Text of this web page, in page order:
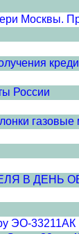
Москвы.
России
газовые
В ДЕНЬ
ЭО-33211АК